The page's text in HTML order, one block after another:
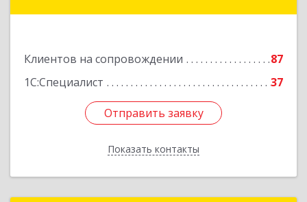
Клиентов на сопровождении
87
1С:Специалист
37
Отправить заявку
Показать контакты
Подробнее
Отправить заявку
Назад